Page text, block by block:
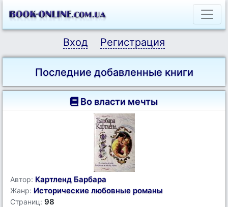
Вход Регистрация
Последние добавленные книги
Во власти мечты
Автор: Картленд Барбара
Жанр: Исторические любовные романы
Страниц: 98